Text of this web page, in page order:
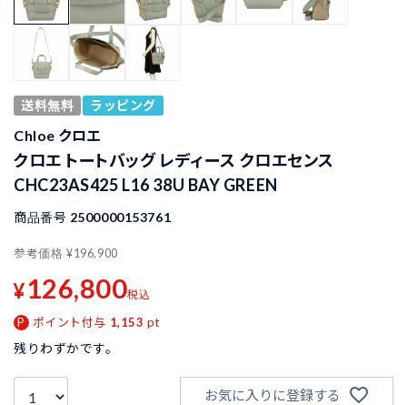
送料無料 ラッピング
Chloe クロエ
クロエ トートバッグ レディース クロエセンス
CHC23AS425 L16 38U BAY GREEN
商品番号 2500000153761
参考価格 ¥196,900
¥126,800税込
ポイント付与 1,153 pt
残りわずかです。
お気に入りに登録する